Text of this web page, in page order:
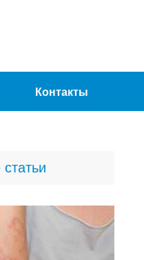
Контакты